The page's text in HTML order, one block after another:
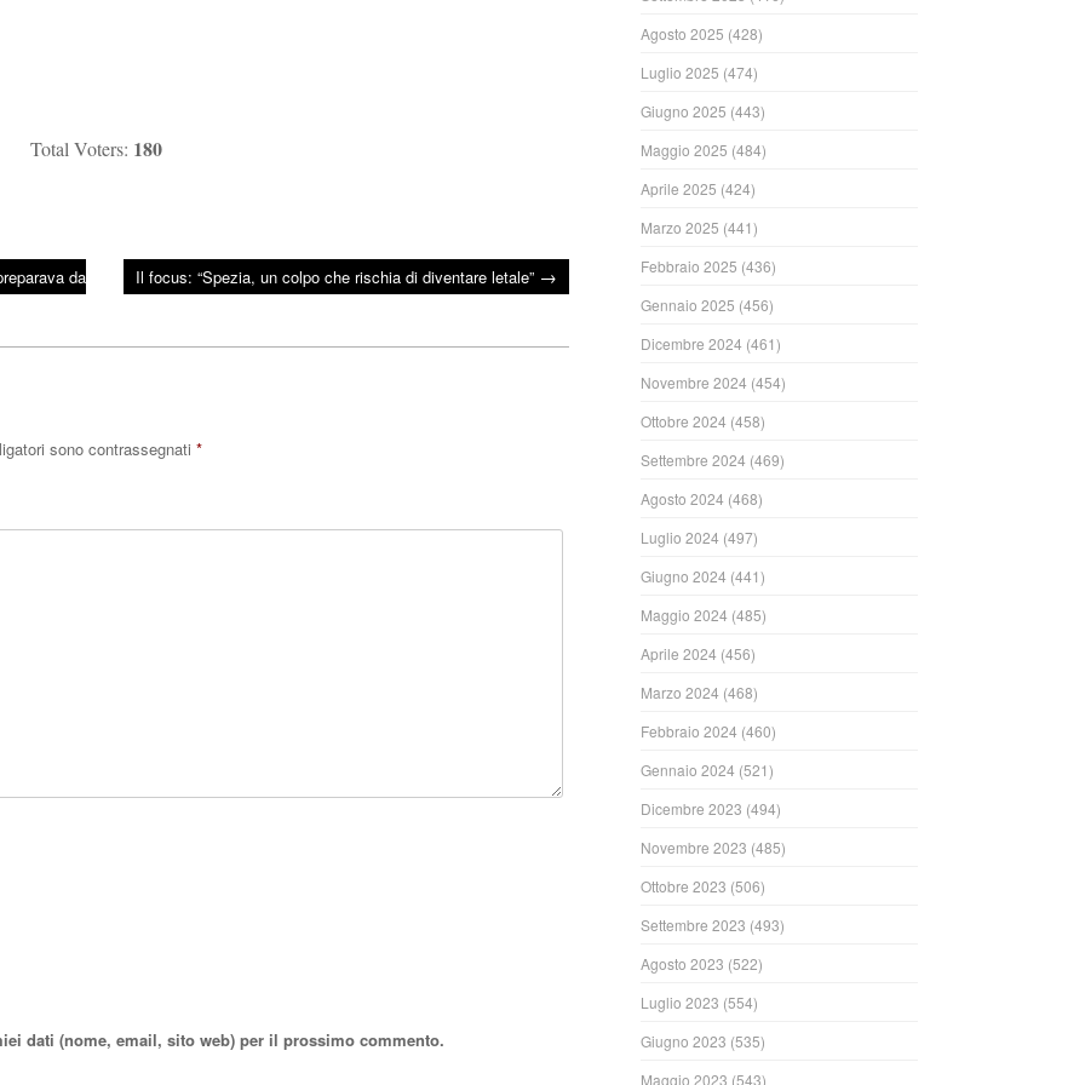
Total Voters: 180
da
Il focus: “Spezia, un colpo che rischia di diventare letale” →
sono contrassegnati *
dati (nome, email, sito web) per il prossimo commento.
Agosto 2025 (428)
Luglio 2025 (474)
Giugno 2025 (443)
Maggio 2025 (484)
Aprile 2025 (424)
Marzo 2025 (441)
Febbraio 2025 (436)
Gennaio 2025 (456)
Dicembre 2024 (461)
Novembre 2024 (454)
Ottobre 2024 (458)
Settembre 2024 (469)
Agosto 2024 (468)
Luglio 2024 (497)
Giugno 2024 (441)
Maggio 2024 (485)
Aprile 2024 (456)
Marzo 2024 (468)
Febbraio 2024 (460)
Gennaio 2024 (521)
Dicembre 2023 (494)
Novembre 2023 (485)
Ottobre 2023 (506)
Settembre 2023 (493)
Agosto 2023 (522)
Luglio 2023 (554)
Giugno 2023 (535)
Maggio 2023 (543)